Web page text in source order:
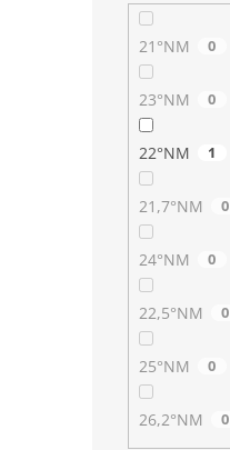
21°NM 0
23°NM 0
22°NM 1
21,7°NM 0
24°NM 0
22,5°NM 0
25°NM 0
26,2°NM 0